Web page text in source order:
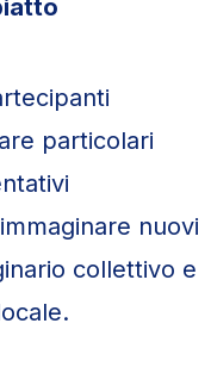
particolari
nuovi
collettivo e